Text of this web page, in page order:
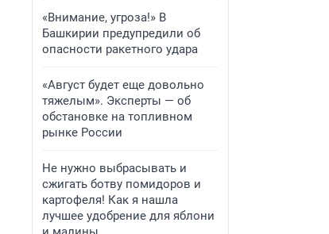
«Внимание, угроза!» В
Башкирии предупредили об
опасности ракетного удара
«Август будет еще довольно
тяжелым». Эксперты — об
обстановке на топливном
рынке России
Не нужно выбрасывать и
сжигать ботву помидоров и
картофеля! Как я нашла
лучшее удобрение для яблони